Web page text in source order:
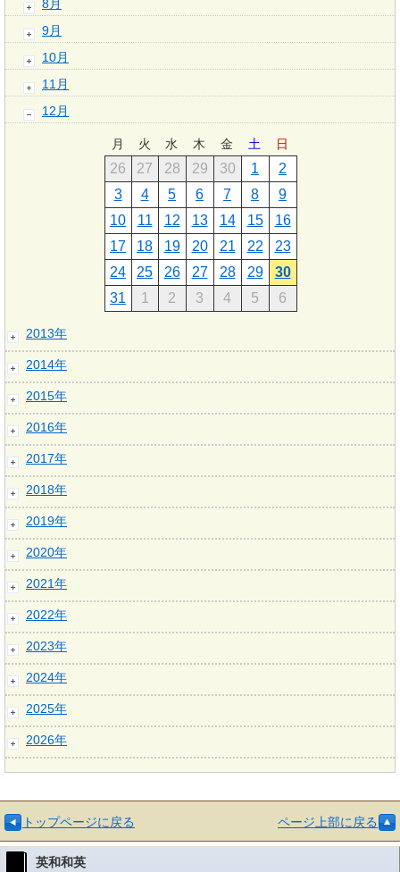
8月
9月
10月
11月
12月
月 火 水 木 金 土 日
26 27 28 29 30 1
2
3
4 5 6 7 8
9
10
11 12 13 14 15
16
17
18 19 20 21 22
23
24
25 26 27 28 29
30
31
1 2 3 4 5 6
2013年
2014年
2015年
2016年
2017年
2018年
2019年
2020年
2021年
2022年
2023年
2024年
2025年
2026年
トップページに戻る ページ上部に戻る
英和和英